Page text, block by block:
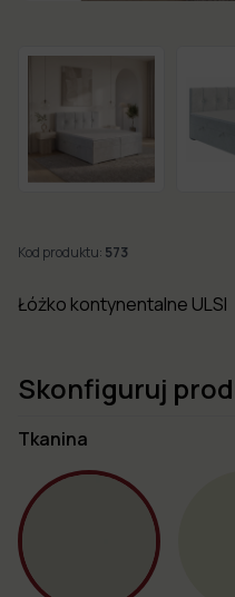
dni
Nowości
Kolekcje
mebli
Kod produktu: 573
Łóżko kontynentalne ULSI
Skonfiguruj
Tkanina